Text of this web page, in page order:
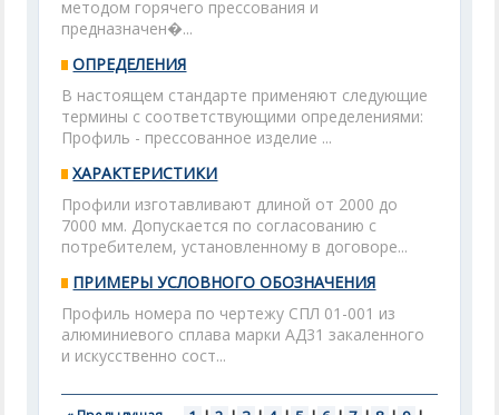
методом горячего прессования и
предназначен�...
ОПРЕДЕЛЕНИЯ
В настоящем стандарте применяют следующие
термины с соответствующими определениями:
Профиль - прессованное изделие ...
ХАРАКТЕРИСТИКИ
Профили изготавливают длиной от 2000 до
7000 мм. Допускается по согласованию с
потребителем, установленному в договоре...
ПРИМЕРЫ УСЛОВНОГО ОБОЗНАЧЕНИЯ
Профиль номера по чертежу СПЛ 01-001 из
алюминиевого сплава марки АД31 закаленного
и искусственно сост...